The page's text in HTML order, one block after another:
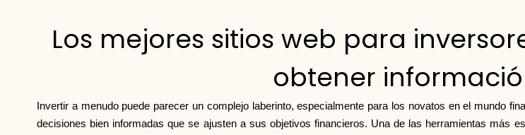
Deutsch
Los mejores sitios web para
obtener
Invertir a menudo puede parecer un complejo laberinto, especialmente para los novatos en el mundo
decisiones bien informadas que se ajusten a sus objetivos financieros. Una de las herramientas más